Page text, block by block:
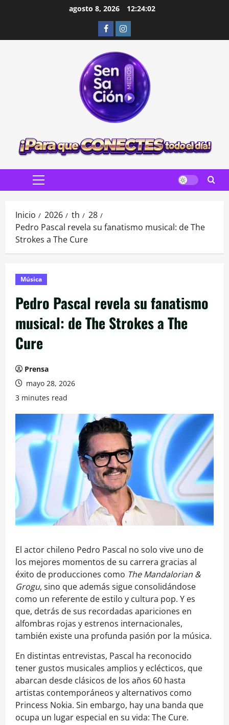
agosto 8, 2026 12:24:03
FacebookInstagram
Menú
Inicio 2026 th
28
Pedro Pascal revela su fanatismo musical: de The
Strokes a The Cure
Música
Pedro Pascal revela su fanatismo
musical: de The Strokes a The
Cure
Prensa
mayo 28, 2026
3 minutes read
El actor chileno Pedro Pascal no solo vive uno de
los mejores momentos de su carrera gracias al
éxito de producciones como The Mandalorian &
Grogu, sino que además sigue consolidándose
como un referente de estilo y cultura pop. Y es
que, detrás de sus recordadas apariciones en
alfombras rojas y estrenos internacionales,
también existe una profunda pasión por la música.
En distintas entrevistas, Pascal ha reconocido
tener gustos musicales amplios y eclécticos, que
abarcan desde clásicos de los años 60 hasta
artistas contemporáneos y alternativos como
Princess Nokia. Sin embargo, hay una banda que
ocupa un lugar especial en su vida: The Cure.